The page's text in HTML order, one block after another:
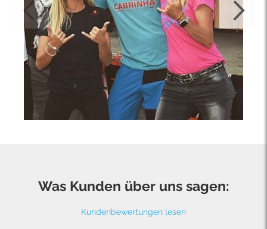
Was Kunden über uns sagen:
Kundenbewertungen lesen